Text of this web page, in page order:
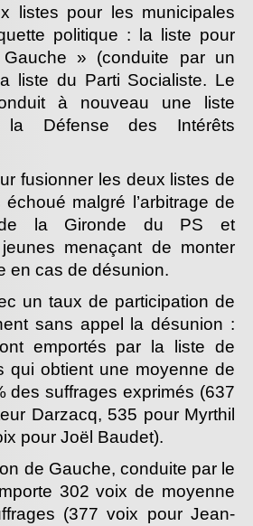
listes pour les municipales
politique : la liste pour
» (conduite par un
liste du Parti Socialiste. Le
à nouveau une liste
la Défense des Intérêts
fusionner les deux listes de
malgré l’arbitrage de
de la Gironde du PS et
jeunes menaçant de monter
en cas de désunion.
un taux de participation de
sans appel la désunion :
emportés par la liste de
qui obtient une moyenne de
des suffrages exprimés (637
Darzacq, 535 pour Myrthil
pour Joël Baudet).
de Gauche, conduite par le
302 voix de moyenne
(377 voix pour Jean-